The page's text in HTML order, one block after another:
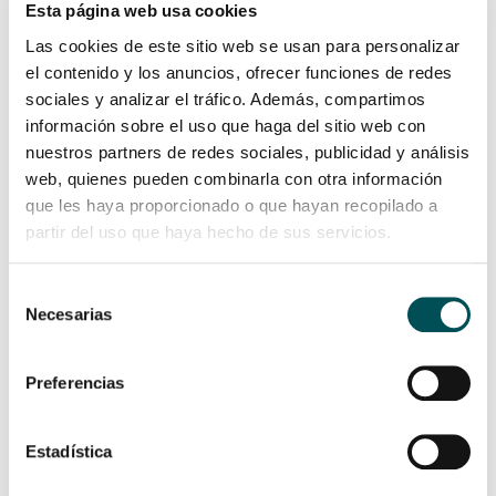
Esta página web usa cookies
Las cookies de este sitio web se usan para personalizar
el contenido y los anuncios, ofrecer funciones de redes
sociales y analizar el tráfico. Además, compartimos
información sobre el uso que haga del sitio web con
nuestros partners de redes sociales, publicidad y análisis
web, quienes pueden combinarla con otra información
que les haya proporcionado o que hayan recopilado a
partir del uso que haya hecho de sus servicios.
Necesarias
Preferencias
Estadística